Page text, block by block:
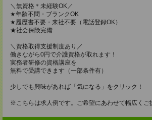
＼無資格＊未経験OK／
★年齢不問・ブランクOK
★履歴書不要・来社不要（電話登録OK）
★社会保険完備
＼資格取得支援制度あり／
働きながら0円で介護資格が取れます！
実務者研修の資格講座を
無料で受講できます（一部条件有）
少しでも興味があれば「気になる」をクリック！
※こちらは求人例です。ご希望にあわせて幅広くご